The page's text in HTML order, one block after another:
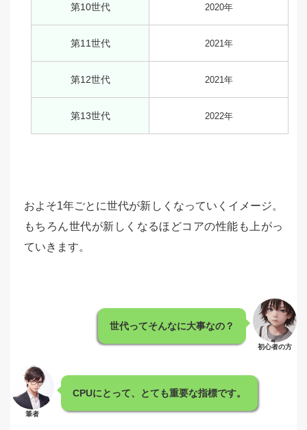
第10世代 2020年
第11世代 2021年
第12世代 2021年
第13世代 2022年
およそ1年ごとに世代が新しくなっていくイメージ。
もちろん世代が新しくなるほどコアの性能も上がっ
ていきます。
世代ってそんなに大事なの？
初心者の方
筆者
CPUにとって、とても重要な指標です。